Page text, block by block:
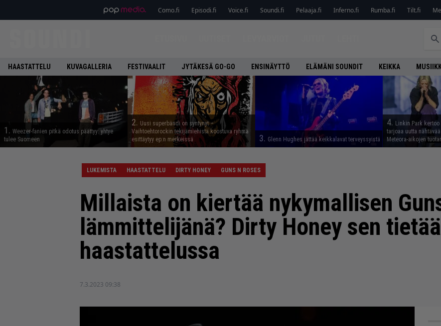
Como.fi Episodi.fi Voice.fi Soundi.fi Pelaaja.fi Inferno.fi Rumba.fi Tilt.fi
HAASTATTELU KUVAGALLERIA FESTIVAALIT JYTÄKESÄ GO-GO ENSINÄYTTÖ ELÄMÄNI SOUNDIT KEIKKA
1. Weezer-fanien pitkä odotus päättyy: yhtye
tulee Suomeen
2. Uusi superbändi on syntynyt –
Vaihtoehtorockin tekijämiehistä koostuva ryhmä
esittäytyy ep:n merkeissä
3. Glenn Hughes jättää keikkalavat terveyssyistä
4. Linkin Park
tarjoaa uutta
Meteora-aikojen
LUKEMISTA HAASTATTELU DIRTY HONEY GUNS N ROSES
Millaista on kiertää nykymallisen
lämmittelijänä? Dirty Honey sen
haastattelussa
7.3.2023 09:38